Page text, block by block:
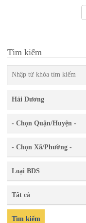
Tìm kiếm
Hải Dương
- Chọn Quận/Huyện -
- Chọn Xã/Phường -
Loại BDS
Tất cả
Tìm kiếm